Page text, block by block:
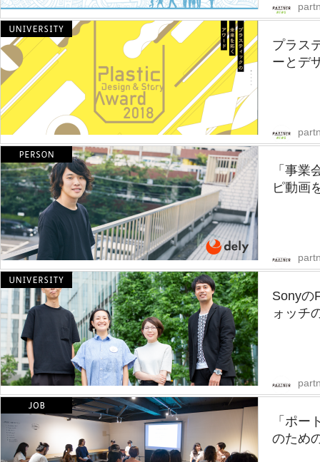
プラス
ーとデ
「事業
ピ動画
Sonyの
ォッチ
「ポー
のため